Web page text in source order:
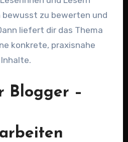
bewusst zu bewerten und
liefert dir das Thema
konkrete, praxisnahe
Blogger –